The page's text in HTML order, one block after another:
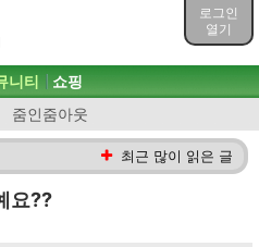
로그인
열기
니티
줌인줌아웃
쇼핑
최근 많이 읽은 글
요??